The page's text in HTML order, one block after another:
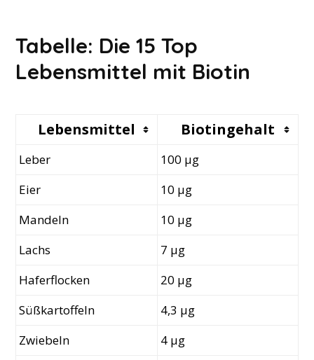
Tabelle: Die 15 Top
Lebensmittel mit Biotin
Lebensmittel ​Biotingehalt
Leber
100 µg
​Eier
10 µg
​Mandeln
10 µg
​Lachs
7 µg
Haferflocken
20 µg
​Süßkartoffeln
4,3 µg
​Zwiebeln
4 µg